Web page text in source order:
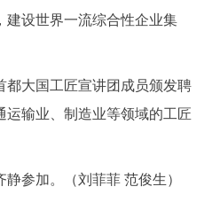
建设世界一流综合性企业集
大国工匠宣讲团成员颁发聘
输业、制造业等领域的工匠
参加。（刘菲菲 范俊生）